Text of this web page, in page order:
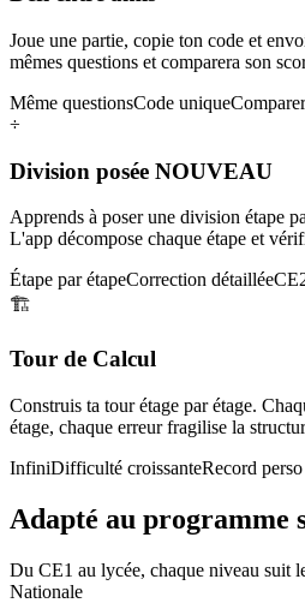
Joue une partie, copie ton code et
mêmes questions et comparera son
Même questionsCode uniqueComparer
÷
Division posée NOUVEAU
Apprends à poser une division étape
L'app décompose chaque étape et
Étape par étapeCorrection détaillée
🏗️
Tour de Calcul
Construis ta tour étage par étage.
étage, chaque erreur fragilise la
InfiniDifficulté croissanteRecord perso
Adapté au programme
Du CE1 au lycée, chaque niveau suit
Nationale